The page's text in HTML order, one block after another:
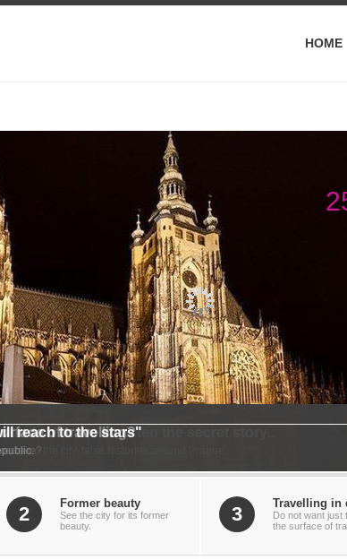
HOME
the clock, listen the secret story..
within the city, false histories around Prague.
love?
of travelling?
reach to the stars"
2 Former beauty
See the city for its former
beauty.
3 Travelling in
Do not want just
the surface of